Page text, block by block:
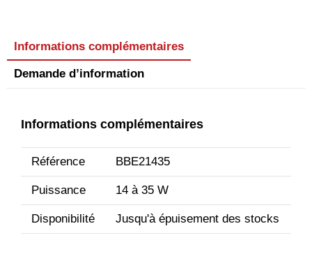
Informations complémentaires
Demande d’information
Informations complémentaires
Référence BBE21435
Puissance 14 à 35 W
Disponibilité Jusqu'à épuisement des stocks